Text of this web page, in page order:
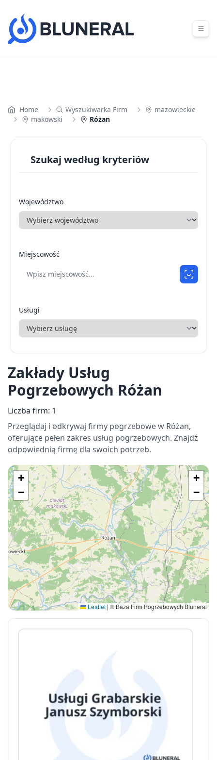
Home Wyszukiwarka Firm
mazowieckie
makowski
Różan
Szukaj według kryteriów
Województwo
Miejscowość
Usługi
Zakłady Usług
Pogrzebowych Różan
Liczba firm: 1
Przeglądaj i odkrywaj firmy pogrzebowe w Różan,
oferujące pełen zakres usług pogrzebowych. Znajdź
odpowiednią firmę dla swoich potrzeb.
+
−
+
−
Leaflet | © Baza Firm Pogrzebowych Bluneral